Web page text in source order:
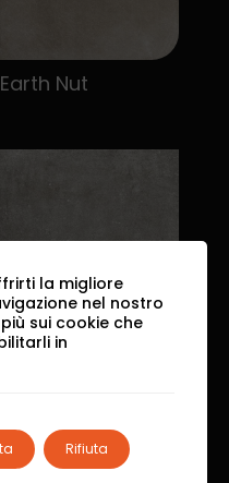
Earth Nut
Artik Grey
la migliore
nel nostro
sui cookie che
in
Rifiuta